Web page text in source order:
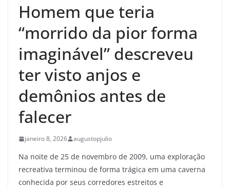
Homem que teria
“morrido da pior forma
imaginável” descreveu
ter visto anjos e
demônios antes de
falecer
janeiro 8, 2026 augustopjulio
Na noite de 25 de novembro de 2009, uma exploração
recreativa terminou de forma trágica em uma caverna
conhecida por seus corredores estreitos e